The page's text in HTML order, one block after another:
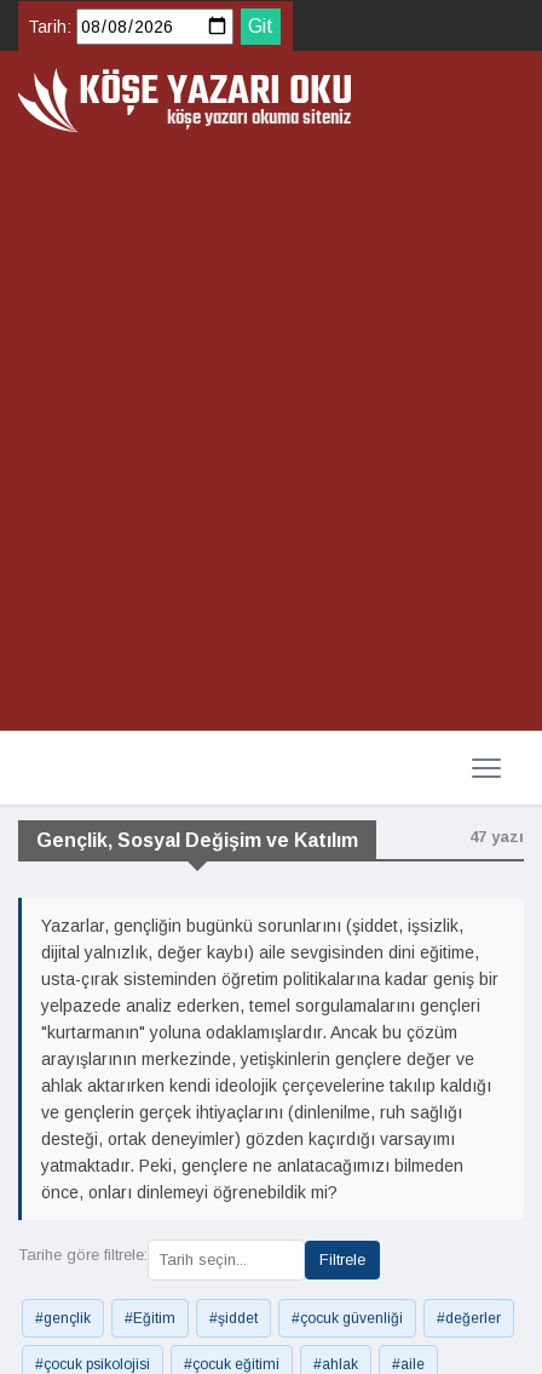
Tarih:
Gençlik, Sosyal Değişim ve Katılım 47 yazı
Yazarlar, gençliğin bugünkü sorunlarını (şiddet, işsizlik,
dijital yalnızlık, değer kaybı) aile sevgisinden dini eğitime,
usta-çırak sisteminden öğretim politikalarına kadar geniş bir
yelpazede analiz ederken, temel sorgulamalarını gençleri
"kurtarmanın" yoluna odaklamışlardır. Ancak bu çözüm
arayışlarının merkezinde, yetişkinlerin gençlere değer ve
ahlak aktarırken kendi ideolojik çerçevelerine takılıp kaldığı
ve gençlerin gerçek ihtiyaçlarını (dinlenilme, ruh sağlığı
desteği, ortak deneyimler) gözden kaçırdığı varsayımı
yatmaktadır. Peki, gençlere ne anlatacağımızı bilmeden
önce, onları dinlemeyi öğrenebildik mi?
Tarihe göre filtrele: Filtrele
#gençlik #Eğitim #şiddet #çocuk güvenliği #değerler
#çocuk psikolojisi #çocuk eğitimi #ahlak #aile